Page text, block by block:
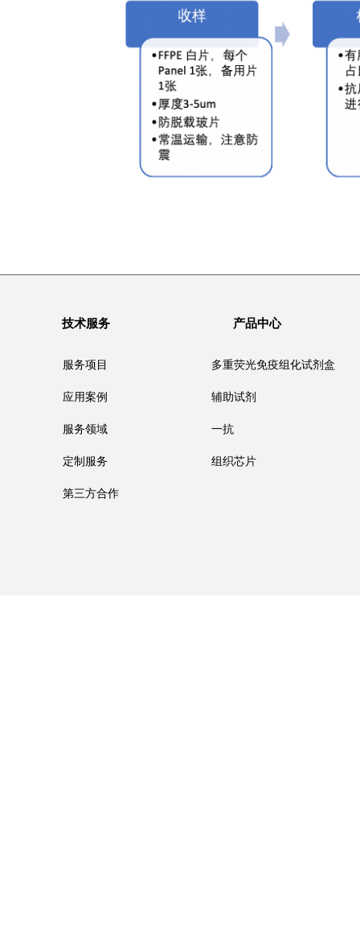
技术服务 产品中心
服务项目
应用案例
服务领域
定制服务
第三方合作
多重荧光免疫组化试剂盒
辅助试剂
一抗
组织芯片